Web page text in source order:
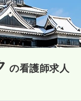
の看護師求人